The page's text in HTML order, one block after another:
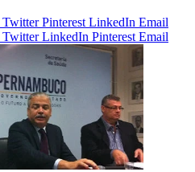
Twitter Pinterest LinkedIn Email
Twitter LinkedIn Pinterest Email